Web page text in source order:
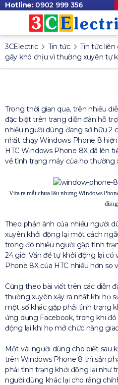
Hotline: 0902 999 356
3CElectric Tin tức Tin tức liên
gây khó chịu vì thường xuyên tự
Trong thời gian qua, trên nhiều
đặc biệt trên trang diễn đàn hỗ
nhiều người dùng đang sở hữu 2
nhất chạy Windows Phone 8
HTC Windows Phone 8X đã lên
về tình trạng máy của họ thường
Vừa ra mắt chưa lâu nhưng Windows
dùng
Theo phản ánh của nhiều người
xuyên khởi động lại một cách
trong đó nhiều người gặp tình
24 giờ. Vấn đề tự khởi động lại có
Phone 8X của HTC nhiều hơn so
Cũng theo bài viết trên các diễn
thường xuyên xảy ra nhất khi họ
một số khác gặp phải tình trạng
ứng dụng Facebook, trong khi
động lại khi họ mở chức năng
Một vài người dùng cho biết sau
trên Windows Phone 8 thì sản
phải tình trạng khởi động lại như
người dùng khác lại cho rằng